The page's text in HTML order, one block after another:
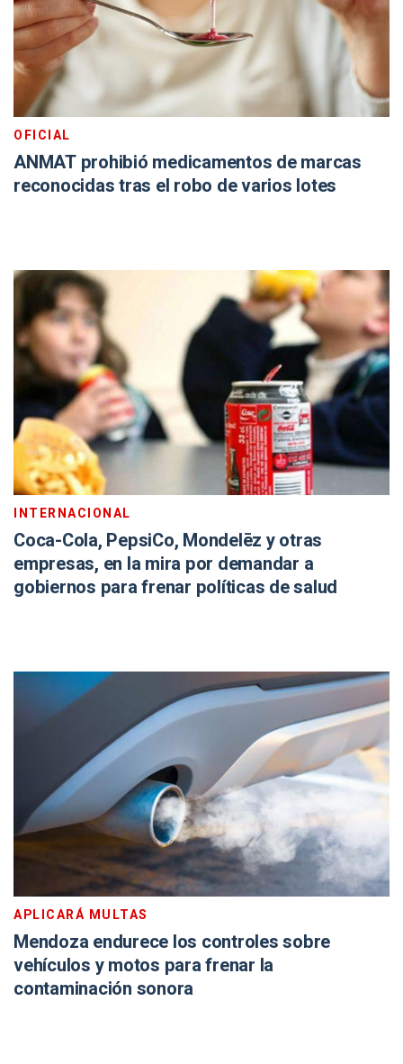
OFICIAL
ANMAT prohibió medicamentos de marcas
reconocidas tras el robo de varios lotes
INTERNACIONAL
Coca-Cola, PepsiCo, Mondelēz y otras
empresas, en la mira por demandar a
gobiernos para frenar políticas de salud
APLICARÁ MULTAS
Mendoza endurece los controles sobre
vehículos y motos para frenar la
contaminación sonora